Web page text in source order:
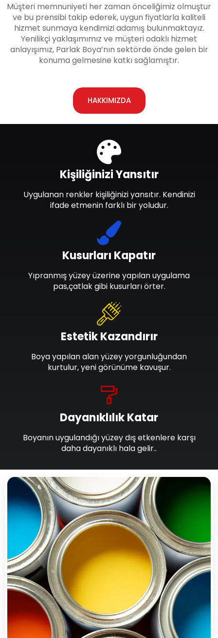
Müşteri memnuniyeti her zaman önceliğimiz olmuştur
ve bu prensibi takip ederek, uygun fiyatlarla kaliteli
hizmet sunmaya kendimizi adamış bulunmaktayız.
Yenilikçi yaklaşımımız ve müşteri odaklı hizmet
anlayışımız, Parlak Boya’nın sektörde önde gelen bir
konuma gelmesine katkı sağlamıştır.
HAKKIMIZDA
Dayanıklılık Katar
Boyanın uygulandığı yüzey dış etkenlere karşı
daha dayanıklı hala gelir..
Estetik Kazandırır
Boya yapılan alan yüzey yorgunluğundan
kurtulur, yeni görünüme kavuşur.
Kusurları Kapatır
Yıpranmış yüzey üzerine yapılan uygulama
pas,çatlak gibi kusurları örter.
Kişiliğinizi Yansıtır
Uygulanan renkler kişiliğinizi yansıtır. Kendinizi
ifade etmenin farklı bir yoludur.